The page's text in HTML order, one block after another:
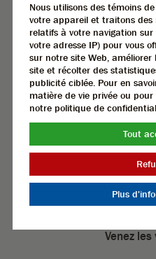
-
-
- Volant
- Table à
- Toit
- Toile
- Option
Venez
Nous utilisons des témoins
votre appareil et traitons des
relatifs à votre navigation
votre adresse IP) pour vous
sur notre site Web,
site et récolter des
publicité ciblée. Pour en
matière de vie privée ou
notre politique de
Tout
Plus